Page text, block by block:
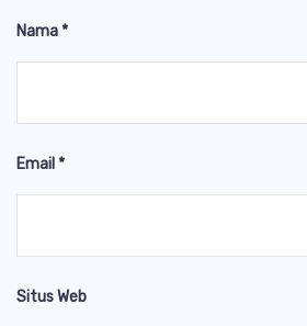
Nama*
Email *
Situs Web